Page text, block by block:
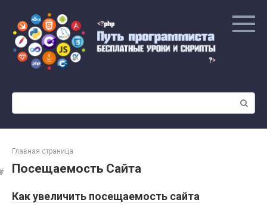
контенту
Главная страница
Посещаемость Сайта
Как увеличить посещаемость сайта